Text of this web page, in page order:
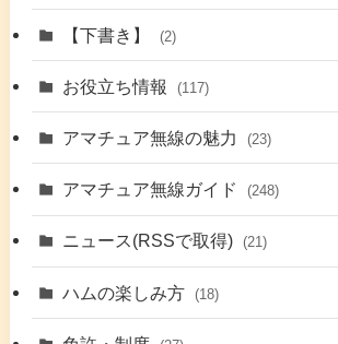
(7)
【下書き】 (2)
お役立ち情報 (117)
(48)
(9)
(17)
アマチュア無線の魅力 (23)
アマチュア無線ガイド (248)
(42)
(5) (41)
ニュース(RSSで取得) (21)
ハムの楽しみ方 (18)